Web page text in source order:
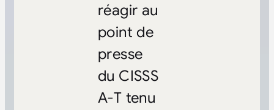
réagir au
point de
presse
du CISSS
A-T tenu